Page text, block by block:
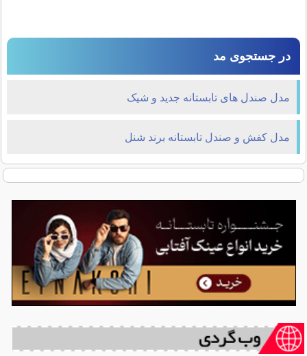
در جستجوی مد
مدل صندل های تابستانه جدید و شیک
مدل کفش و صندل تابستانه برند شنل